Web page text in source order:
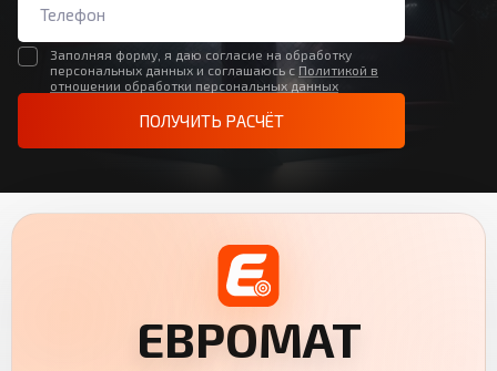
Заполняя форму, я даю согласие на обработку
персональных данных и соглашаюсь с Политикой в
отношении обработки персональных данных
ПОЛУЧИТЬ РАСЧЁТ
ЕВРОМАТ